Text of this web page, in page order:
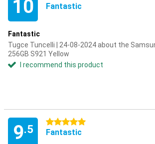
10 Fantastic
Fantastic
Tugce Tuncelli | 24-08-2024 about the
256GB S921 Yellow
I recommend this product
9.5
5 stars
Fantastic